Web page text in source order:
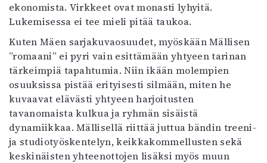
ekonomista. Virkkeet ovat monasti lyhyitä.
Lukemisessa ei tee mieli pitää taukoa.
Kuten Mäen sarjakuvaosuudet, myöskään Mällisen
”romaani” ei pyri vain esittämään yhtyeen tarinan
tärkeimpiä tapahtumia. Niin ikään molempien
osuuksissa pistää erityisesti silmään, miten he
kuvaavat elävästi yhtyeen harjoitusten
tavanomaista kulkua ja ryhmän sisäistä
dynamiikkaa. Mällisellä riittää juttua bändin treeni-
ja studiotyöskentelyn, keikkakommellusten sekä
keskinäisten yhteenottojen lisäksi myös muun